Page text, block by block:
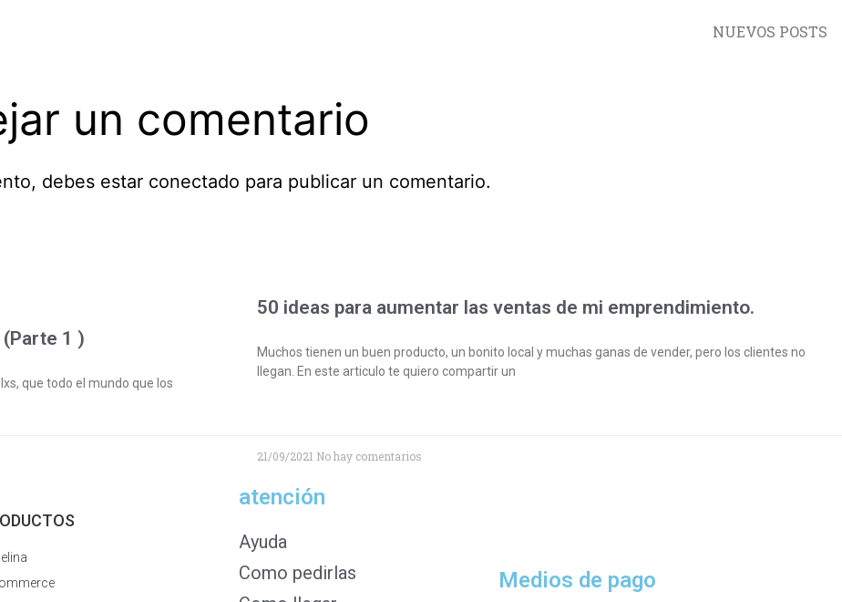
NUEVOS POSTS
un comentario
debes estar conectado para publicar un comentario.
1 )
que todo el mundo que los
50 ideas para aumentar las ventas de mi emprendimiento.
Muchos tienen un buen producto, un bonito local y muchas ganas de vender, pero los clientes no
llegan. En este articulo te quiero compartir un
21/09/2021 No hay comentarios
atención
Ayuda
Como pedirlas
Medios de pago